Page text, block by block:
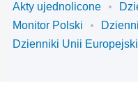
Akty ujednolicone
Monitor Polski
Dzienniki Unii